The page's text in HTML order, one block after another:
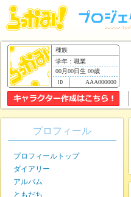
種族
学年：職業
00月00日生 00歳
AAA000000
プロフィール
プロフィールトップ
ダイアリー
アルバム
ともだち